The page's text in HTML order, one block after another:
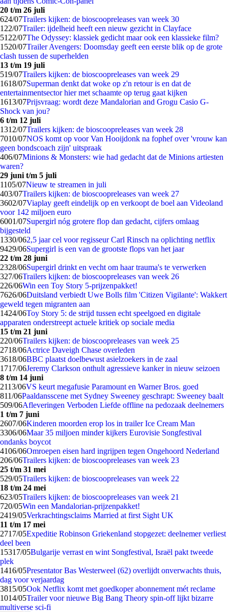
20 t/m 26 juli
624/07Trailers kijken: de bioscoopreleases van week 30
1 22/07Trailer: ijdelheid heeft een nieuw gezicht in Clayface
51 22/07The Odyssey: klassiek gedicht maar ook een klassieke film?
1520/07Trailer Avengers: Doomsday geeft een eerste blik op de grote
clash tussen de superhelden
13 t/m 19 juli
519/07Trailers kijken: de bioscoopreleases van week 29
1618/07Superman denkt dat woke op z'n retour is en dat de
entertainmentsector hier met schaamte op terug gaat kijken
1613/07Prijsvraag: wordt deze Mandalorian and Grogu Casio G-
Shock van jou?
6 t/m 12 juli
1312/07Trailers kijken: de bioscoopreleases van week 28
7010/07NOS komt op voor Van Hooijdonk na fophef over 'vrouw kan
geen bondscoach zijn' uitspraak
406/07Minions & Monsters: wie had gedacht dat de Minions artiesten
waren?
29 juni t/m 5 juli
1105/07Nieuw te streamen in juli
403/07Trailers kijken: de bioscoopreleases van week 27
3602/07Viaplay geeft eindelijk op en verkoopt de boel aan Videoland
voor 142 miljoen euro
6001/07Supergirl nóg grotere flop dan gedacht, cijfers omlaag
bijgesteld
1330/062,5 jaar cel voor regisseur Carl Rinsch na oplichting netflix
9429/06Supergirl is een van de grootste flops van het jaar
22 t/m 28 juni
2328/06Supergirl drinkt en vecht om haar trauma's te verwerken
327/06Trailers kijken: de bioscoopreleases van week 26
226/06Win een Toy Story 5-prijzenpakket!
7626/06Duitsland verbiedt Uwe Bolls film 'Citizen Vigilante': Wakkert
geweld tegen migranten aan
1424/06Toy Story 5: de strijd tussen echt speelgoed en digitale
apparaten onderstreept actuele kritiek op sociale media
15 t/m 21 juni
220/06Trailers kijken: de bioscoopreleases van week 25
2718/06Actrice Daveigh Chase overleden
3618/06BBC plaatst doelbewust asielzoekers in de zaal
1717/06Jeremy Clarkson onthult agressieve kanker in nieuw seizoen
8 t/m 14 juni
2113/06VS keurt megafusie Paramount en Warner Bros. goed
811/06Paaldansscene met Sydney Sweeney geschrapt: Sweeney baalt
509/06Afleveringen Verboden Liefde offline na pedozaak deelnemers
1 t/m 7 juni
2607/06Kinderen moorden erop los in trailer Ice Cream Man
3306/06Maar 35 miljoen minder kijkers Eurovisie Songfestival
ondanks boycot
4106/06Omroepen eisen hard ingrijpen tegen Ongehoord Nederland
206/06Trailers kijken: de bioscoopreleases van week 23
25 t/m 31 mei
529/05Trailers kijken: de bioscoopreleases van week 22
18 t/m 24 mei
623/05Trailers kijken: de bioscoopreleases van week 21
720/05Win een Mandalorian-prijzenpakket!
2419/05Verkrachtingsclaims Married at first Sight UK
11 t/m 17 mei
2717/05Expeditie Robinson Griekenland stopgezet: deelnemer verliest
deel been
15317/05Bulgarije verrast en wint Songfestival, Israël pakt tweede
plek
1416/05Presentator Bas Westerweel (62) overlijdt onverwachts thuis,
dag voor verjaardag
3815/05Ook Netflix komt met goedkoper abonnement mét reclame
1014/05Trailer voor nieuwe Big Bang Theory spin-off lijkt bizarre
multiverse sci-fi